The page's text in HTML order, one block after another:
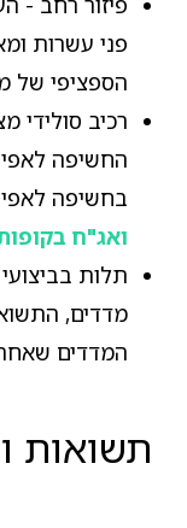
פני עשרות
הספציפי של
רכיב סולידי
החשיפה
בחשיפה
ואג"ח
תלות
מדדים,
המדדים
תשואות